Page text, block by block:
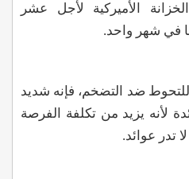
الأميركية لأجل عشر
في شهر واحد.
ضد التضخم، فإنه شديد
لأنه يزيد من تكلفة الفرصة
تدر عوائد.